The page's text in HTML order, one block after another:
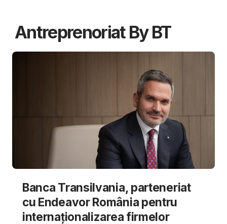
Antreprenoriat By BT
Banca Transilvania, parteneriat
cu Endeavor România pentru
internaționalizarea firmelor